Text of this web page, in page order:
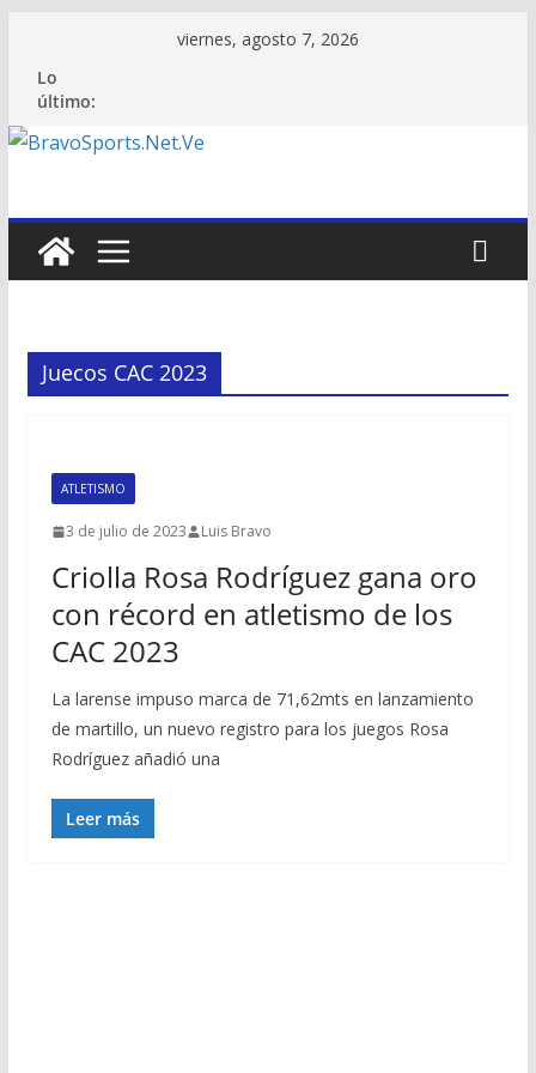
contenido
viernes, agosto 7, 2026
Lo
último:
Juecos CAC 2023
ATLETISMO
3 de julio de 2023 Luis Bravo
Criolla Rosa Rodríguez gana oro
con récord en atletismo de los
CAC 2023
La larense impuso marca de 71,62mts en lanzamiento
de martillo, un nuevo registro para los juegos Rosa
Rodríguez añadió una
Leer más